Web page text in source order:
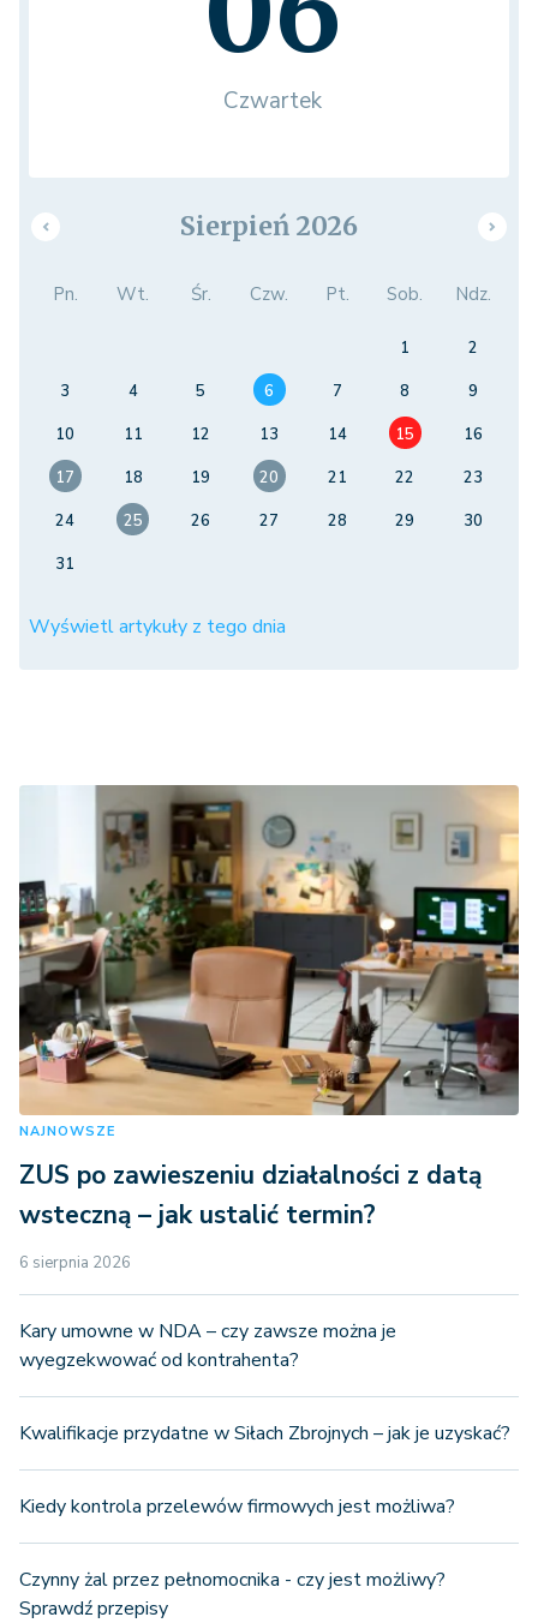
Czwartek
Sierpień 2026
Pn. Wt. Śr. Czw. Pt. Sob. Ndz.
1
2
3
4 5 6 7 8
9
10
11 12 13 14 15
16
17
18 19 20 21 22
23
24
25 26 27 28 29
30
31
Wyświetl artykuły z tego dnia
NAJNOWSZE
ZUS po zawieszeniu działalności z datą
wsteczną – jak ustalić termin?
6 sierpnia 2026
Kary umowne w NDA – czy zawsze można je
wyegzekwować od kontrahenta?
Kwalifikacje przydatne w Siłach Zbrojnych – jak je uzyskać?
Kiedy kontrola przelewów firmowych jest możliwa?
Czynny żal przez pełnomocnika - czy jest możliwy?
Sprawdź przepisy